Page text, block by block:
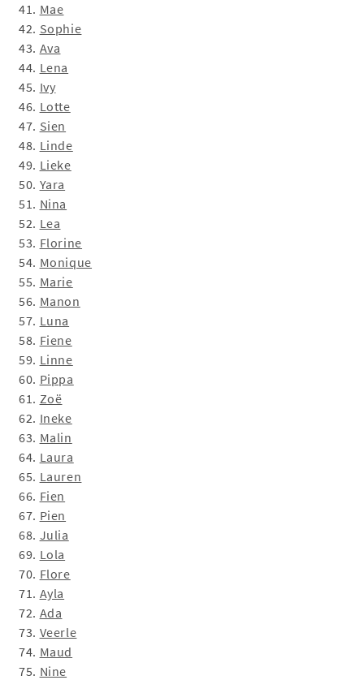
41. Mae
42. Sophie
43. Ava
44. Lena
45. Ivy
46. Lotte
47. Sien
48. Linde
49. Lieke
50. Yara
51. Nina
52. Lea
53. Florine
54. Monique
55. Marie
56. Manon
57. Luna
58. Fiene
59. Linne
60. Pippa
61. Zoë
62. Ineke
63. Malin
64. Laura
65. Lauren
66. Fien
67. Pien
68. Julia
69. Lola
70. Flore
71. Ayla
72. Ada
73. Veerle
74. Maud
75. Nine